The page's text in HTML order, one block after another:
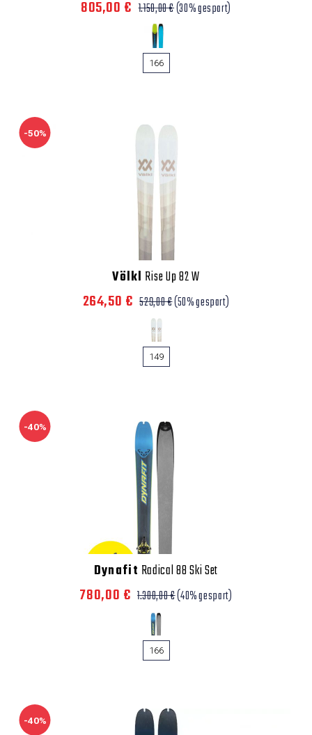
805,00 € 1.150,00 €(30% gespart)
166
-50%
Völkl Rise Up 82 W
264,50 € 529,00 €(50% gespart)
149
-40%
Dynafit Radical 88 Ski Set
780,00 € 1.300,00 €(40% gespart)
166
-40%